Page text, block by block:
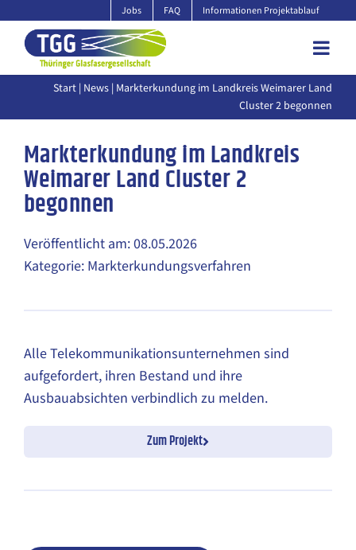
Inhalt
springen
Jobs FAQ Informationen Projektablauf
Start | News | Markterkundung im Landkreis Weimarer Land
Cluster 2 begonnen
Markterkundung im Landkreis
Weimarer Land Cluster 2
begonnen
Veröffentlicht am: 08.05.2026
Kategorie: Markterkundungsverfahren
Alle Telekommunikationsunternehmen sind
aufgefordert, ihren Bestand und ihre
Ausbauabsichten verbindlich zu melden.
Zum Projekt